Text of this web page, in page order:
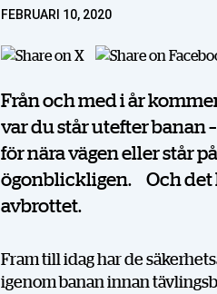
FEBRUARI 10, 2020
Från och med i år
var du står utefter banan
för nära vägen eller står
ögonblickligen. Och det
avbrottet.
Fram till idag har de
igenom banan innan